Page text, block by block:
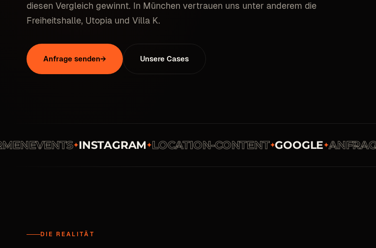
diesen Vergleich gewinnt. In München vertrauen uns unter anderem die
Freiheitshalle, Utopia und Villa K.
Anfrage senden→ Unsere Cases
✦INSTAGRAM✦LOCATION-CONTENT ✦GOOGLE✦ANFRAGEN✦
DIE REALITÄT